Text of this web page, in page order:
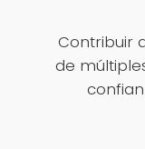
Contribuir
de